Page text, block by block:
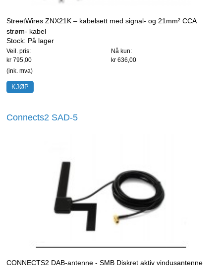
StreetWires ZNX21K – kabelsett med signal- og 21mm² CCA
strøm- kabel
Stock: På lager
Veil. pris:
kr 795,00
Nå kun:
kr 636,00
(ink. mva)
Connects2 SAD-5
CONNECTS2 DAB-antenne - SMB Diskret aktiv vindusantenne